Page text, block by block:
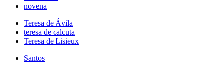
novena
Teresa de Ávila
teresa de calcuta
Teresa de Lisieux
Santos